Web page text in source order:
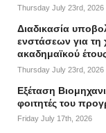
Thursday July 23rd, 2026
Διαδικασία
ενστάσεων για τη
ακαδημαϊκού
Thursday July 23rd, 2026
Εξέταση
φοιτητές του
Friday July 17th, 2026